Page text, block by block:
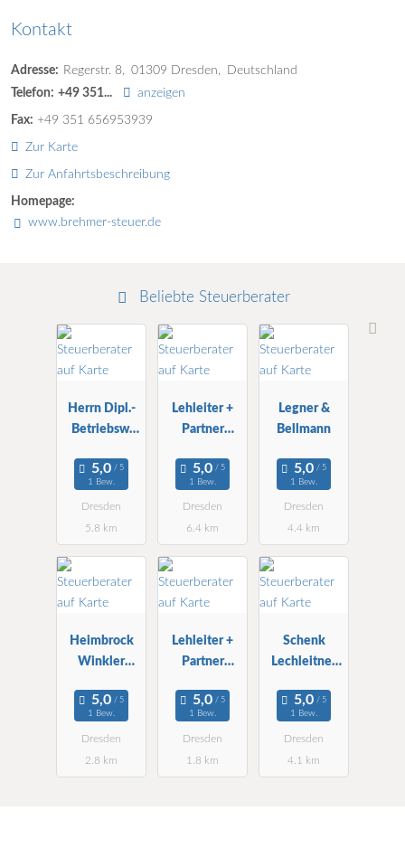
Kontakt
Adresse: Regerstr. 8 01309 Dresden
Deutschland
Telefon: +49 351... anzeigen
Fax: +49 351 656953939
Zur Karte
Zur Anfahrtsbeschreibung
Homepage:
www.brehmer-steuer.de
Beliebte Steuerberater
Herrn Dipl.-
Betriebsw.
Schmeinck
Steuerberater
1 Bew.
Dresden
5.8 km
Lehleiter +
Partner
Dresden
1 Bew.
Dresden
6.4 km
Legner &
Bellmann
1 Bew.
Dresden
4.4 km
Heimbrock
Winkler
und StBG
mbH
1 Bew.
Dresden
2.8 km
Lehleiter +
Partner
StBG
Dresden
1 Bew.
Dresden
1.8 km
Schenk
Lechleitner
StB
1 Bew.
Dresden
4.1 km